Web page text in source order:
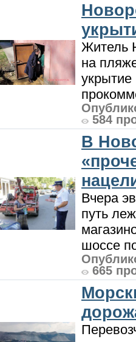
Житель
на
584
В
Вчера
путь
шоссе
665